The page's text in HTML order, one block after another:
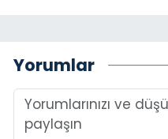
Yorumlar